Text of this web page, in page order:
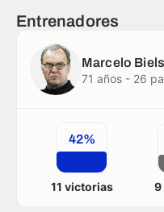
Entrenadores
Marcelo
71 años - 26
42%
11 victorias 9